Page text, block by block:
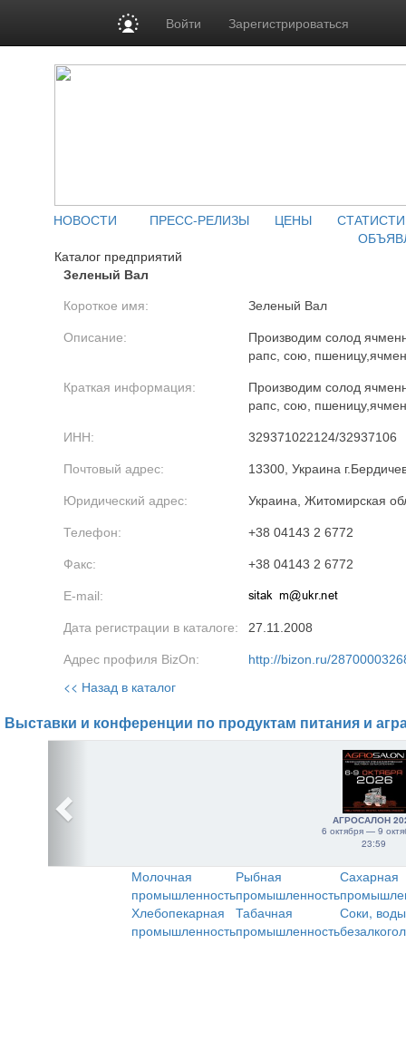
Войти Зарегистрироваться
НОВОСТИ ПРЕСС-РЕЛИЗЫ ЦЕНЫ
Каталог предприятий
Зеленый Вал
Короткое имя: Зеленый Вал
Описание:
Производим солод
рапс, сою,
Краткая информация:
Производим солод
рапс, сою,
ИНН: 329371022124/32937106
Почтовый адрес: 13300, Украина
Юридический адрес: Украина, Житомирская
Телефон: +38 04143 2 6772
Факс: +38 04143 2 6772
E-mail:
Дата регистрации в каталоге: 27.11.2008
Адрес профиля BizOn: http://bizon.ru/
<< Назад в каталог
Выставки и конференции по продуктам питания и
АГРОСАЛОН
6 октября — 9
23:59
Молочная
промышленность
Рыбная
промышленность
Сахарная
Хлебопекарная
промышленность
Табачная
промышленность
Соки,